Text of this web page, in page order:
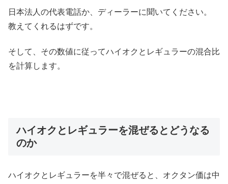
日本法人の代表電話か、ディーラーに聞いてください。
教えてくれるはずです。
そして、その数値に従ってハイオクとレギュラーの混合比
を計算します。
ハイオクとレギュラーを混ぜるとどうなる
のか
ハイオクとレギュラーを半々で混ぜると、オクタン価は中